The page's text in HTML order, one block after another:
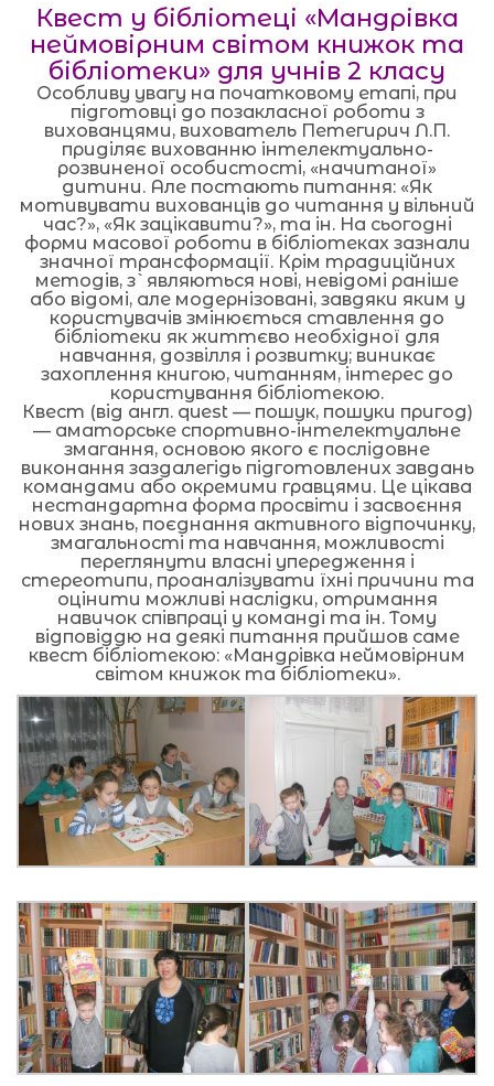
Квест у бібліотеці «Мандрівка
неймовірним світом книжок та
бібліотеки» для учнів 2 класу
Особливу увагу на початковому етапі, при
підготовці до позакласної роботи з
вихованцями, вихователь Петегирич Л.П.
приділяє вихованню інтелектуально-
розвиненої особистості, «начитаної»
дитини. Але постають питання: «Як
мотивувати вихованців до читання у вільний
час?», «Як зацікавити?», та ін. На сьогодні
форми масової роботи в бібліотеках зазнали
значної трансформації. Крім традиційних
методів, з`являються нові, невідомі раніше
або відомі, але модернізовані, завдяки яким у
користувачів змінюється ставлення до
бібліотеки як життєво необхідної для
навчання, дозвілля і розвитку; виникає
захоплення книгою, читанням, інтерес до
користування бібліотекою.
Квест (від англ. quest — пошук, пошуки пригод)
— аматорське спортивно-інтелектуальне
змагання, основою якого є послідовне
виконання заздалегідь підготовлених завдань
командами або окремими гравцями. Це цікава
нестандартна форма просвіти і засвоєння
нових знань, поєднання активного відпочинку,
змагальності та навчання, можливості
переглянути власні упередження і
стереотипи, проаналізувати їхні причини та
оцінити можливі наслідки, отримання
навичок співпраці у команді та ін. Тому
відповіддю на деякі питання прийшов саме
квест бібліотекою: «Мандрівка неймовірним
світом книжок та бібліотеки».